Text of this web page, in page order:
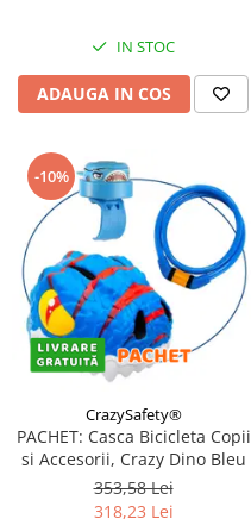
IN STOC
ADAUGA IN COS
-10%
CrazySafety®
PACHET: Casca Bicicleta Copii
si Accesorii, Crazy Dino Bleu
353,58 Lei
318,23 Lei